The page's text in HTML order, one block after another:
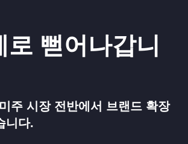
로 뻗어나갑니
주 시장 전반에서 브랜드 확장
니다.